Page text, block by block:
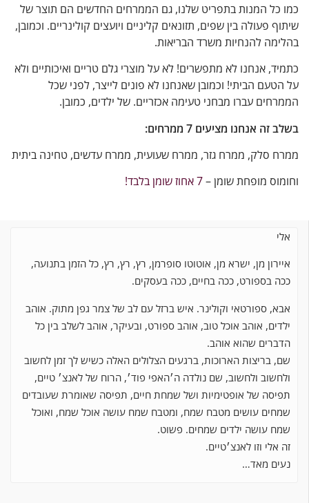
כמו כל המנות בתפריט שלנו, גם הממרחים החדשים הם תוצר של
שיתוף פעולה בין שפים, תזונאים קליניים ויועצים קולינריים. וכמובן,
בהלימה להנחיות משרד הבריאות.
כתמיד, אנחנו לא מתפשרים! לא על מוצרי גלם טריים ואיכותיים ולא
על הטעם הביתי! וכמובן שאנחנו לא פונים לייצר, לפני שכל
הממרחים עברו מבחני טעימה אכזריים. של ילדים, כמובן.
בשלב זה אנחנו מציעים 7 ממרחים:
ממרח סלק, ממרח גזר, ממרח שעועית, ממרח עדשים, טחינה ביתית
וחומוס מופחת שומן –7 אחוז שומן בלבד!
אלי
איירון מן, ישרא מן, אוטוטו סופרמן, רץ, רץ, רץ, כל הזמן בתנועה,
ככה בספורט, ככה בחיים, ככה בעסקים.
אבא, ספורטאי וקולינר. איש ברזל עם לב של צמר גפן מתוק. אוהב
ילדים, אוהב אוכל טוב, אוהב ספורט, ובעיקר, אוהב לשלב בין כל
הדברים שהוא אוהב.
שם, בריצות הארוכות, ברגעים הצלולים האלה כשיש לך זמן לחשוב
ולחשוב ולחשוב, שם נולדה ה׳האפי פוד׳, הרוח של לאנצ׳ טיים,
תפיסה של אופטימיות ושל שמחת חיים, תפיסה שאומרת שעובדים
שמחים עושים מטבח שמח, ומטבח שמח עושה אוכל שמח, ואוכל
שמח עושה ילדים שמחים. פשוט.
זה אלי וזו לאנצ׳טיים.
נעים מאד…